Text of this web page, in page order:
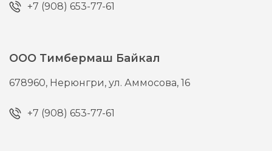
+7 (908) 653-77-61
ООО Тимбермаш Байкал
678960, Нерюнгри,ул. Аммосова, 16
+7 (908) 653-77-61